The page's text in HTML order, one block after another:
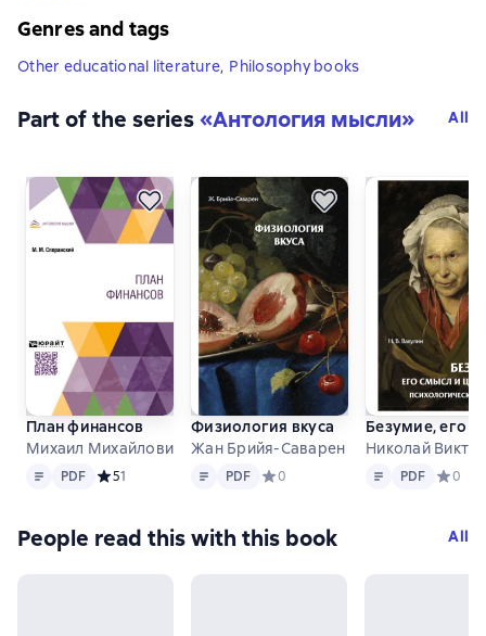
Genres and tags
Other educational literature, Philosophy books
Part of the series«Антология мысли» All
План финансов
Михаил Михайлович Сперанский
Text PDF
PDF Средний рейтинг 5 на основе 1 оценок
51
Физиология вкуса
Жан Брийя-Саварен
Text PDF
PDF Средний рейтинг 0 на основе 0
0
Безумие, его
Николай
Text PDF
PDF 0
People read this with this book All